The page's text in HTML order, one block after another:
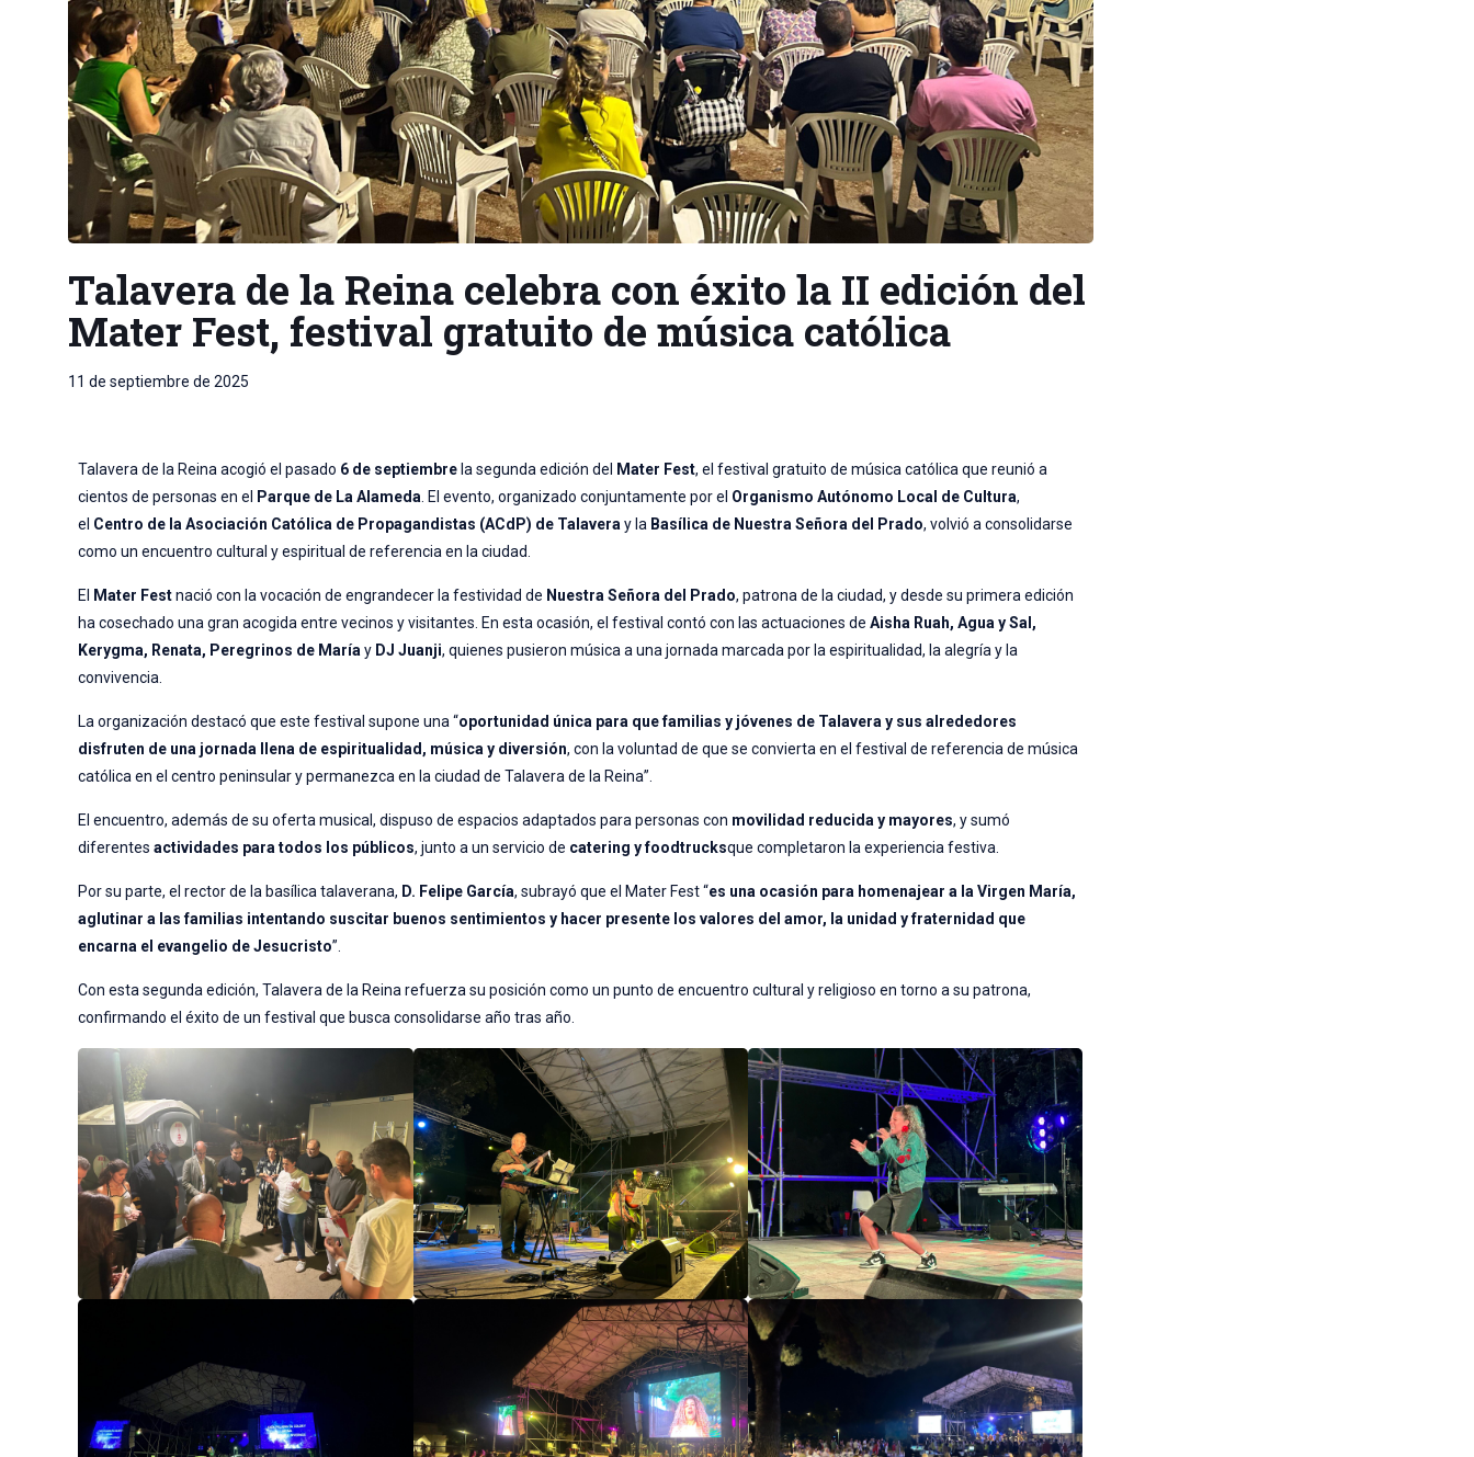
Talavera de la Reina celebra con éxito la II edición del
Mater Fest, festival gratuito de música católica
11 de septiembre de 2025
Talavera de la Reina acogió el pasado 6 de septiembre la segunda edición del Mater Fest, el festival gratuito de música católica que reunió a
cientos de personas en el
Parque de La Alameda . El evento, organizado conjuntamente por el Organismo Autónomo Local de Cultura,
el Centro de la Asociación Católica de Propagandistas (ACdP) de Talavera y la Basílica de Nuestra Señora del Prado, volvió a consolidarse
como un encuentro cultural y espiritual de referencia en la ciudad.
El Mater Festnació con la vocación de engrandecer la festividad de Nuestra Señora del Prado, patrona de la ciudad, y desde su primera edición
ha cosechado una gran acogida entre vecinos y visitantes. En esta ocasión, el festival contó con las actuaciones deAisha Ruah, Agua y Sal,
Kerygma, Renata, Peregrinos de María y DJ Juanji, quienes pusieron música a una jornada marcada por la espiritualidad, la alegría y la
convivencia.
La organización destacó que este festival supone una “oportunidad única para que familias y jóvenes de Talavera y sus alrededores
disfruten de una jornada llena de espiritualidad, música y diversión, con la voluntad de que se convierta en el festival de referencia de música
católica en el centro peninsular y permanezca en la ciudad de Talavera de la Reina”.
El encuentro, además de su oferta musical, dispuso de espacios adaptados para personas con movilidad reducida y mayores, y sumó
diferentesactividades para todos los públicos, junto a un servicio de catering y foodtrucksque completaron la experiencia festiva.
Por su parte, el rector de la basílica talaverana, D. Felipe García, subrayó que el Mater Fest “es una ocasión para homenajear a la Virgen María,
aglutinar a las familias intentando suscitar buenos sentimientos y hacer presente los valores del amor, la unidad y fraternidad que
encarna el evangelio de Jesucristo”.
Con esta segunda edición, Talavera de la Reina refuerza su posición como un punto de encuentro cultural y religioso en torno a su patrona,
confirmando el éxito de un festival que busca consolidarse año tras año.